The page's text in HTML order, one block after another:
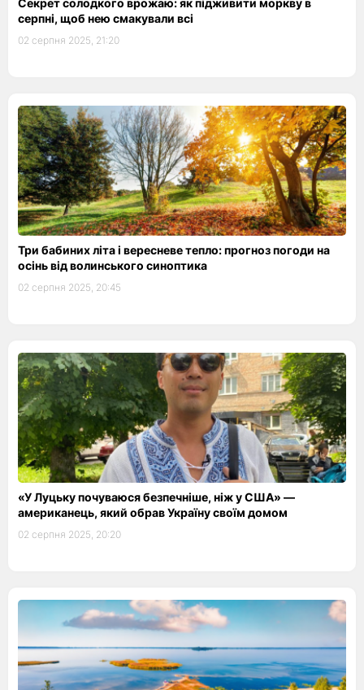
Секрет солодкого врожаю: як підживити моркву в
серпні, щоб нею смакували всі
02 серпня 2025, 21:20
Три бабиних літа і вересневе тепло: прогноз погоди на
осінь від волинського синоптика
02 серпня 2025, 20:45
«У Луцьку почуваюся безпечніше, ніж у США» —
американець, який обрав Україну своїм домом
02 серпня 2025, 20:20